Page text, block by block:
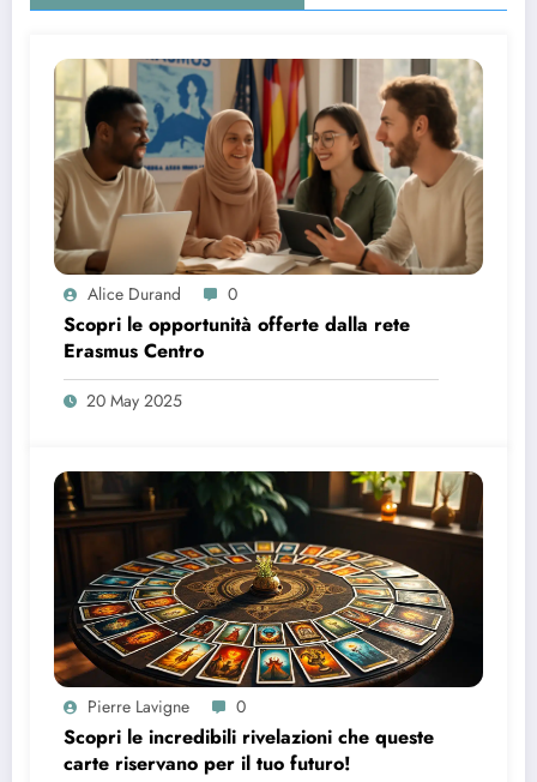
Alice Durand 0
Scopri le opportunità offerte dalla rete
Erasmus Centro
20 May 2025
Pierre Lavigne 0
Scopri le incredibili rivelazioni che queste
carte riservano per il tuo futuro!